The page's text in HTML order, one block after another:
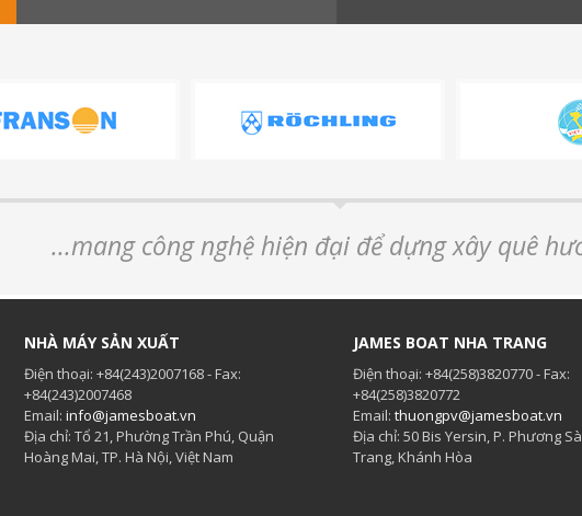
...mang công nghệ hiện đại để dựng xây quê
NHÀ MÁY SẢN XUẤT
Điện thoại: +84(243)2007168 - Fax:
+84(243)2007468
Email: info@jamesboat.vn
Địa chỉ: Tổ 21, Phường Trần Phú, Quận
Hoàng Mai, TP. Hà Nội, Việt Nam
JAMES BOAT NHA TRANG
Điện thoại: +84(258)3820770 - Fax:
+84(258)3820772
Email: thuongpv@jamesboat.vn
Địa chỉ: 50 Bis Yersin, P. Phương
Trang, Khánh Hòa